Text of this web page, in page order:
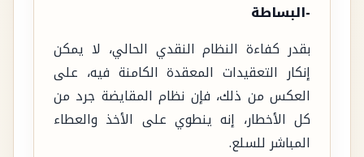
-البساطة
بقدر كفاءة النظام النقدي الحالي، لا يمكن
إنكار التعقيدات المعقدة الكامنة فيه، على
العكس من ذلك، فإن نظام المقايضة جرد من
كل الأخطار، إنه ينطوي على الأخذ والعطاء
المباشر للسلع.